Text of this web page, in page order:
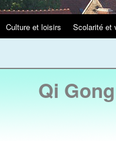
Culture et loisirs Scolarité et
Qi Gong